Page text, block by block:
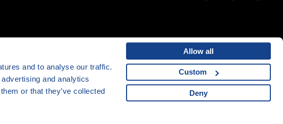
and to analyse our traffic.
and analytics
or that they’ve collected
Allow all
Custom
Deny
serverhostingspolečnosti